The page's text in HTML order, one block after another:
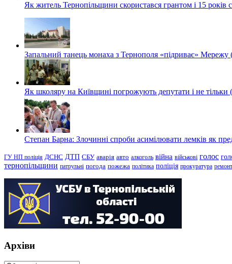
Як житель Тернопільщини скористався грантом і 15 років
Запальний танець монаха з Тернополя «підриває» Мережу
Як школяру на Київщині погрожують депутати і не тільки
Степан Барна: Злочинні спроби асимілювати лемків як
ГУ НП поліція ДСНС ДТП СБУ аварія авто алкоголь війна військові голос
тернопільщини патрульні погода пожежа політика поліція прокуратура ремонт
Архіви